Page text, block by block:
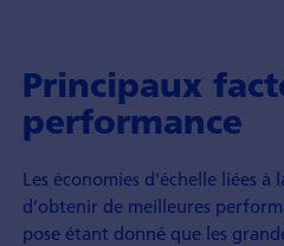
Principaux
performance
Les économies d'échelle liées
d’obtenir de meilleures
pose étant donné que les